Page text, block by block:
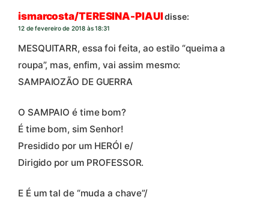
ismarcosta/TERESINA-PIAUIdisse:
12 de fevereiro de 2018 às 18:31
MESQUITARR, essa foi feita, ao estilo “queima a
roupa”, mas, enfim, vai assim mesmo:
SAMPAIOZÃO DE GUERRA
O SAMPAIO é time bom?
É time bom, sim Senhor!
Presidido por um HERÓI e/
Dirigido por um PROFESSOR.
E É um tal de “muda a chave”/